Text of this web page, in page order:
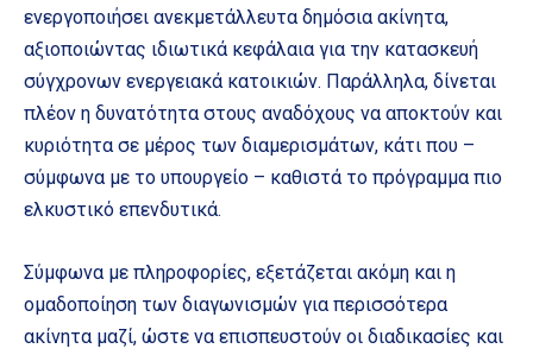
ενεργοποιήσει ανεκμετάλλευτα δημόσια ακίνητα,
αξιοποιώντας ιδιωτικά κεφάλαια για την κατασκευή
σύγχρονων ενεργειακά κατοικιών. Παράλληλα, δίνεται
πλέον η δυνατότητα στους αναδόχους να αποκτούν και
κυριότητα σε μέρος των διαμερισμάτων, κάτι που –
σύμφωνα με το υπουργείο – καθιστά το πρόγραμμα πιο
ελκυστικό επενδυτικά.
Σύμφωνα με πληροφορίες, εξετάζεται ακόμη και η
ομαδοποίηση των διαγωνισμών για περισσότερα
ακίνητα μαζί, ώστε να επισπευστούν οι διαδικασίες και